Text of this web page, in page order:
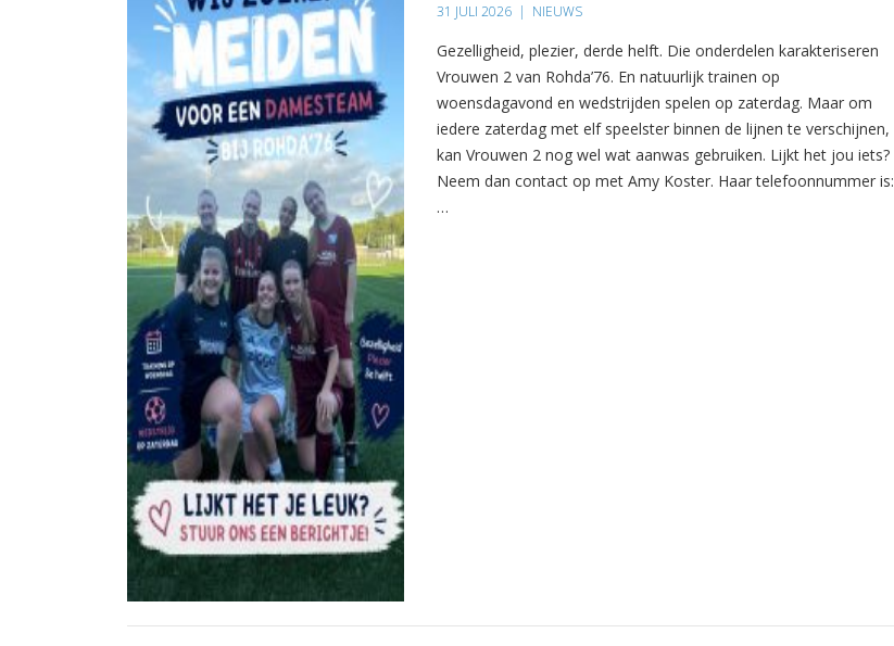
31 JULI 2026 | NIEUWS
Gezelligheid, plezier, derde helft. Die onderdelen karakteriseren
Vrouwen 2 van Rohda’76. En natuurlijk trainen op
woensdagavond en wedstrijden spelen op zaterdag. Maar om
iedere zaterdag met elf speelster binnen de lijnen te verschijnen,
kan Vrouwen 2 nog wel wat aanwas gebruiken. Lijkt het jou iets?
Neem dan contact op met Amy Koster. Haar telefoonnummer is:
…